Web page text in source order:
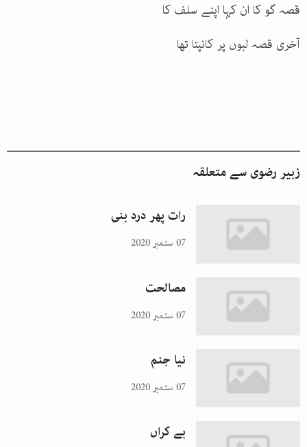
قصہ گو کا ان کہا اپنے سلف کا
آخری قصہ لبوں پر کانپتا تھا
زبیر رضویسے متعلقہ
رات پھر درد بنی
07 ستمبر 2020
مصالحت
07 ستمبر 2020
نیا جنم
07 ستمبر 2020
بے کراں